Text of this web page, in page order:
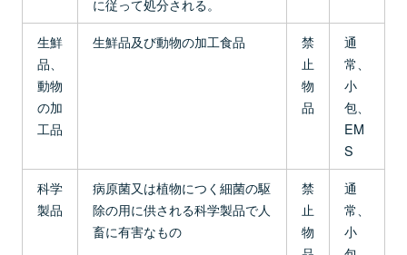
に従って処分される。
生鮮
品、
動物
の加
工品
生鮮品及び動物の加工食品
禁
止
物
品
通
常、
小
包、
EM
S
科学
製品
病原菌又は植物につく細菌の駆
除の用に供される科学製品で人
畜に有害なもの
禁
止
物
通
常、
小